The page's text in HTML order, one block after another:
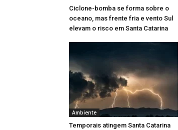
Ciclone-bomba se forma sobre o
oceano, mas frente fria e vento Sul
elevam o risco em Santa Catarina
Ambiente
Temporais atingem Santa Catarina